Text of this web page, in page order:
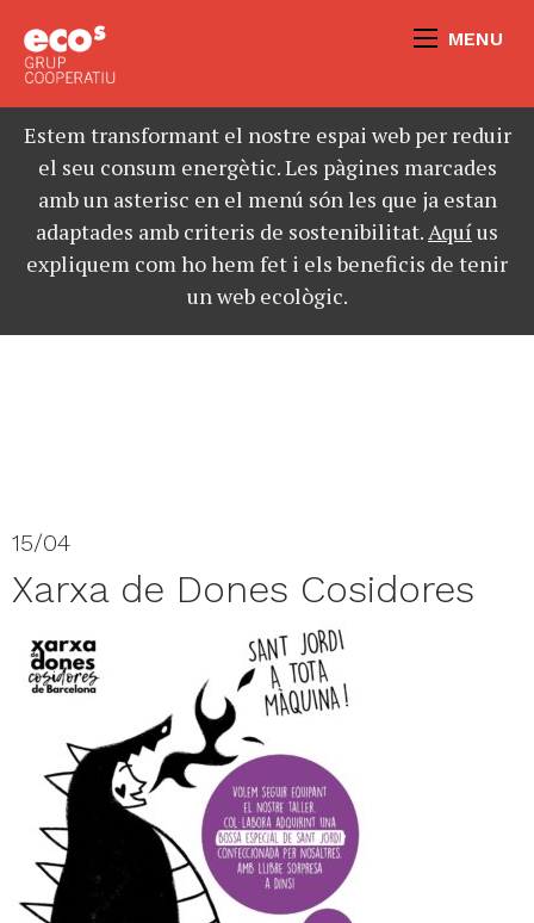
MENU
Estem transformant el nostre espai web per reduir
el seu consum energètic. Les pàgines marcades
amb un asterisc en el menú són les que ja estan
adaptades amb criteris de sostenibilitat.Aquíus
expliquem com ho hem fet i els beneficis de tenir
un web ecològic.
15/04
Xarxa de Dones Cosidores